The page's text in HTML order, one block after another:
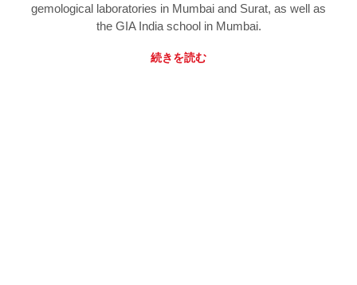
gemological laboratories in Mumbai and Surat, as well as
the GIA India school in Mumbai.
続きを読む